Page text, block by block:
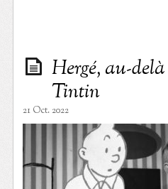
Hergé, au-
Tintin
21 Oct. 2022